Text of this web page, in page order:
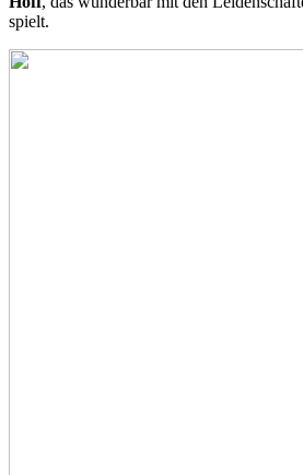
spielt.